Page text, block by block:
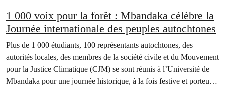
1 000 voix pour la forêt : Mbandaka célèbre la
Journée internationale des peuples autochtones
Plus de 1 000 étudiants, 100 représentants autochtones, des
autorités locales, des membres de la société civile et du Mouvement
pour la Justice Climatique (CJM) se sont réunis à l’Université de
Mbandaka pour une journée historique, à la fois festive et porteuse